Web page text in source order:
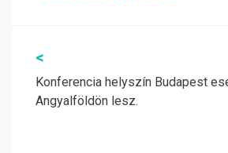
Bejegyzés
navigáció
<
Konferencia helyszín Budapest
Angyalföldön lesz.